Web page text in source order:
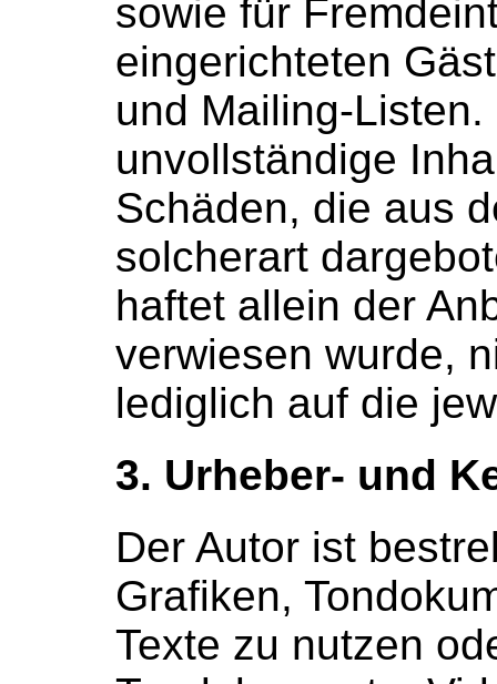
sowie für
eingerichteten
und Mailing-
unvollständige
Schäden, die aus
solcherart
haftet allein der
verwiesen wurde,
lediglich auf die
3. Urheber- und
Der Autor ist
Grafiken,
Texte zu nutzen